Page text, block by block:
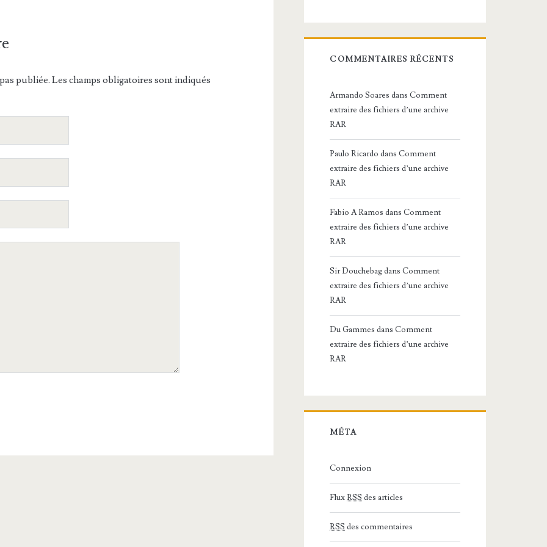
publiée. Les champs obligatoires sont indiqués
COMMENTAIRES RÉCENTS
Armando Soares dansComment
extraire des fichiers d’une archive
RAR
Paulo Ricardo dansComment
extraire des fichiers d’une archive
RAR
Fabio A Ramos dansComment
extraire des fichiers d’une archive
RAR
Sir DouchebagdansComment
extraire des fichiers d’une archive
RAR
Du Gammes dansComment
extraire des fichiers d’une archive
RAR
MÉTA
Connexion
FluxRSS des articles
RSS des commentaires